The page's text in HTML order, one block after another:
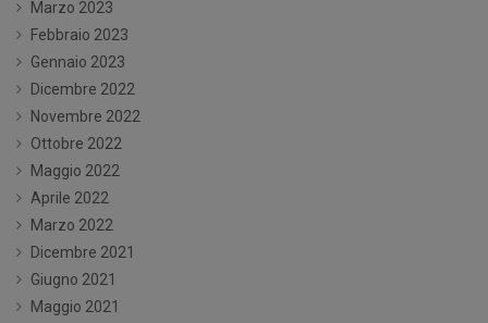
Marzo 2023
Febbraio 2023
Gennaio 2023
Dicembre 2022
Novembre 2022
Ottobre 2022
Maggio 2022
Aprile 2022
Marzo 2022
Dicembre 2021
Giugno 2021
Maggio 2021